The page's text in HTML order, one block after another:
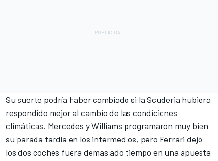
Su suerte podría haber cambiado si la Scuderia hubiera
respondido mejor al cambio de las condiciones
climáticas. Mercedes yWilliams programaron muy bien
su parada tardía en los intermedios, pero Ferrari dejó
los dos coches fuera demasiado tiempo en una apuesta